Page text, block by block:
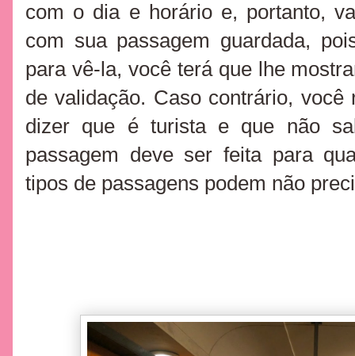
com o dia e horário e, portanto,
com sua passagem guardada,
para vê-la, você terá que lhe
de validação. Caso contrário,
dizer que é turista e que não
passagem deve ser feita para
tipos de passagens podem não